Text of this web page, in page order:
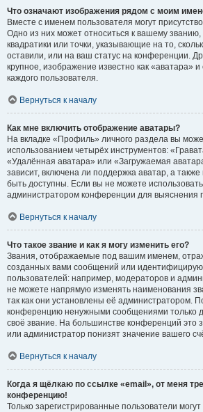
Что означают изображения рядом с моим
Вместе с именем пользователя могут
Одно из них может относиться к вашему званию,
квадратики или точки, указывающие на то,
оставили, или на ваш статус на конференции.
крупное, изображение известно как «аватара»
каждого пользователя.
Вернуться к началу
Как мне включить отображение аватары?
На вкладке «Профиль» личного раздела вы
использованием четырёх инструментов:
«Удалённая аватара» или «Загружаемая
зависит, включена ли поддержка аватар, а также
быть доступны. Если вы не можете
администратором конференции для выяснения
Вернуться к началу
Что такое звание и как я могу изменить его?
Звания, отображаемые под вашим именем,
созданных вами сообщений или
пользователей: например, модераторов и
не можете напрямую изменять наименования
так как они установлены её администратором.
конференцию ненужными сообщениями только
своё звание. На большинстве конференций это
или администратор понизят значение вашего
Вернуться к началу
Когда я щёлкаю по ссылке «email», от меня
конференцию!
Только зарегистрированные пользователи